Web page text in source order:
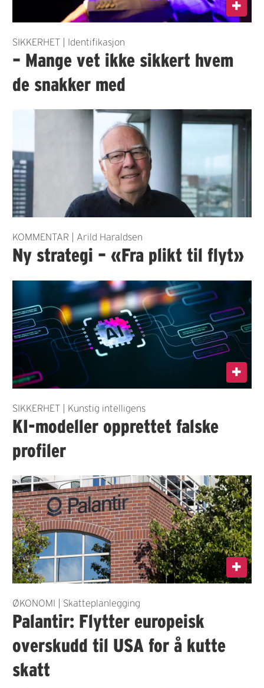
SIKKERHET | Identifikasjon
– Mange vet ikke sikkert hvem
de snakker med
KOMMENTAR | Arild Haraldsen
Ny strategi – «Fra plikt til flyt»
SIKKERHET | Kunstig intelligens
KI-modeller opprettet falske
profiler
ØKONOMI | Skatteplanlegging
Palantir: Flytter europeisk
overskudd til USA for å kutte
skatt